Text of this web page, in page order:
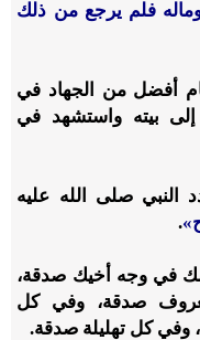
فلم يرجع من ذلك
أفضل من الجهاد في
بيته واستشهد في
النبي صلى الله عليه
.
في وجه أخيك صدقة،
صدقة، وفي كل
وفي كل تهليلة صدقة.